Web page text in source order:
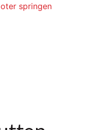
springen